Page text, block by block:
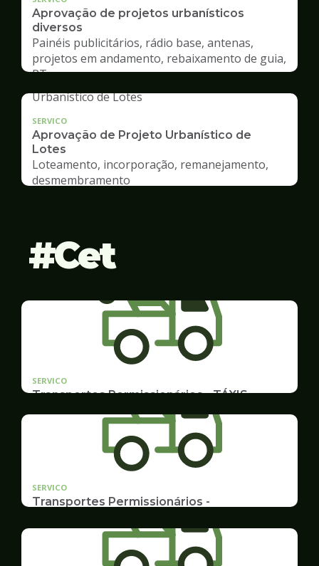
Aprovação de projetos urbanísticos
diversos
Painéis publicitários, rádio base, antenas,
projetos em andamento, rebaixamento de guia,
RT
SERVICO
Aprovação de Projeto Urbanístico de
Lotes
Loteamento, incorporação, remanejamento,
desmembramento
Cet
SERVICO
Transportes Permissionários - TÁXIS
SERVICO
Transportes Permissionários -
Documentação, Requerimento e Transferência